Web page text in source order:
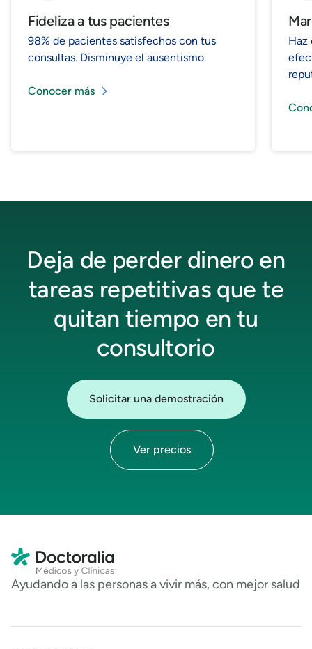
Fideliza a tus pacientes
98% de pacientes satisfechos con tus
consultas. Disminuye el ausentismo.
Conocer más
Haz
Deja de perder dinero en
tareas repetitivas que te
quitan tiempo en tu
consultorio
Solicitar una demostración
Ver precios
Ayudando a las personas a vivir más, con mejor salud